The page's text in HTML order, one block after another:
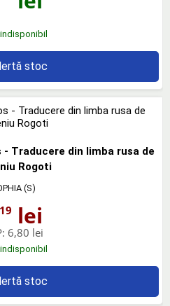
stoc
Traducere din limba rusa de
Rogoti
(S)
lei
6,80 lei
stoc